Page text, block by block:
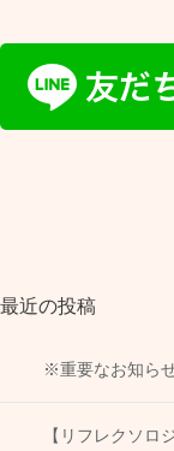
最近の投稿
※重要なお知ら
【リフレクソロ